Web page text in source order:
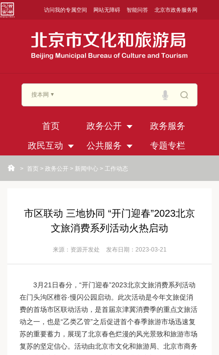
访问我的专属空间 网站无障碍 智能问答 北京市政务服务网
搜本网
首页 政务公开
政务服务
政民互动
公共服务 专题专栏
> 首页 > 政务公开 > 新闻中心 > 工作动态
市区联动 三地协同 “开门迎春”2023北京
文旅消费系列活动火热启动
来源：资源开发处 发布日期：2023-03-21
3月21日春分，“开门迎春”2023北京文旅消费系列活动
在门头沟区檀谷·慢闪公园启动。此次活动是今年文旅促消
费的首场市区联动活动，是首届京津冀消费季的重点文旅活
动之一，也是“乙类乙管”之后促进首个春季旅游市场迅速复
苏的重要蓄力，展现了北京春色烂漫的风光景致和旅游市场
复苏的坚定信心。活动由北京市文化和旅游局、北京市商务